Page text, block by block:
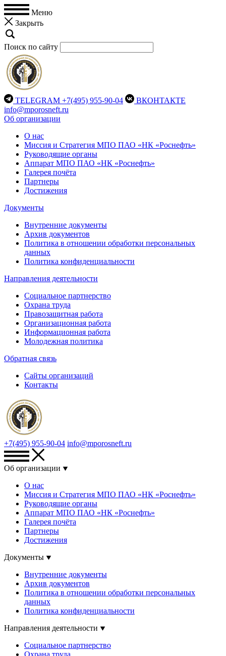
Меню
Закрыть
Поиск по сайту
TELEGRAM +7(495) 955-90-04
ВКОНТАКТЕ
info@mporosneft.ru
Об организации
О нас
Миссия и Стратегия МПО ПАО «НК «Роснефть»
Руководящие органы
Аппарат МПО ПАО «НК «Роснефть»
Галерея почёта
Партнеры
Достижения
Документы
Внутренние документы
Архив документов
Политика в отношении обработки персональных
данных
Политика конфиденциальности
Направления деятельности
Социальное партнерство
Охрана труда
Правозащитная работа
Организационная работа
Информационная работа
Молодежная политика
Обратная связь
Сайты организаций
Контакты
+7(495) 955-90-04 info@mporosneft.ru
Об организации
О нас
Миссия и Стратегия МПО ПАО «НК «Роснефть»
Руководящие органы
Аппарат МПО ПАО «НК «Роснефть»
Галерея почёта
Партнеры
Достижения
Документы
Внутренние документы
Архив документов
Политика в отношении обработки персональных
данных
Политика конфиденциальности
Направления деятельности
Социальное партнерство
Охрана труда